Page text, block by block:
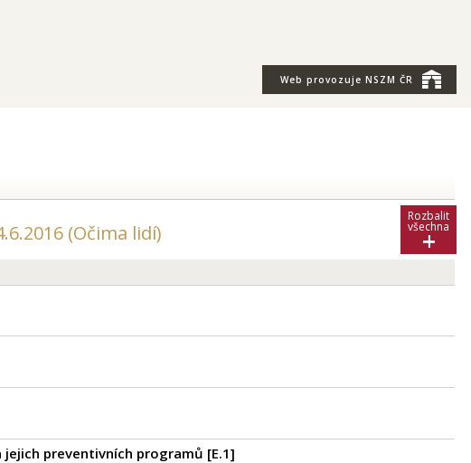
Web provozuje NSZM ČR
(Očima lidí)
Rozbalit
všechna
+
jejich preventivních programů [E.1]